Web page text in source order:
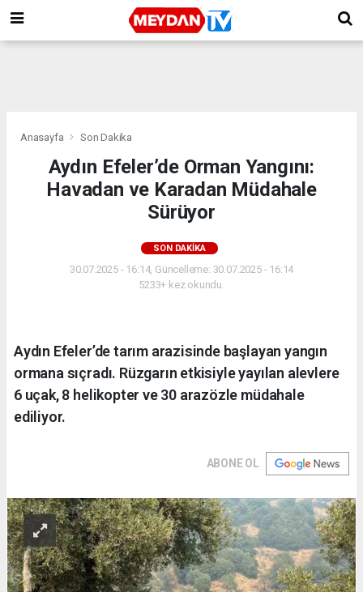
Anasayfa Son Dakika
Aydın Efeler’de Orman Yangını:
Havadan ve Karadan Müdahale
Sürüyor
SON DAKIKA
30.07.2025 - 16:14, Güncelleme: 30.07.2025 - 16:14
5233+ kez okundu.
Aydın Efeler’de tarım arazisinde başlayan yangın
ormana sıçradı. Rüzgarın etkisiyle yayılan alevlere
6 uçak, 8 helikopter ve 30 arazözle müdahale
ediliyor.
ABONE OL